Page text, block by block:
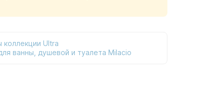
коллекции Ultra
ванны, душевой и туалета Milacio